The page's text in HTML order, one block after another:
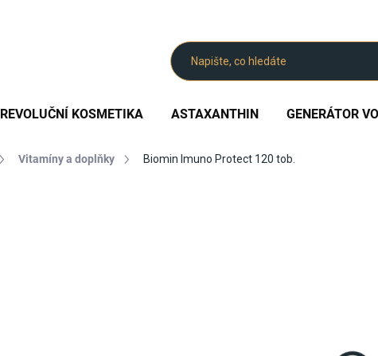
REVOLUČNÍ KOSMETIKA ASTAXANTHIN GENERÁTOR
Vitamíny a doplňky Biomin Imuno Protect 120 tob.